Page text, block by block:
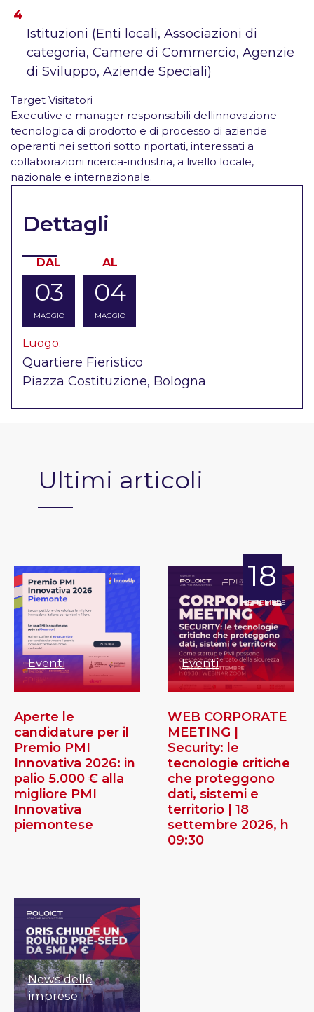
Istituzioni (Enti locali, Associazioni di
categoria, Camere di Commercio, Agenzie
di Sviluppo, Aziende Speciali)
Target Visitatori
Executive e manager responsabili dellinnovazione
tecnologica di prodotto e di processo di aziende
operanti nei settori sotto riportati, interessati a
collaborazioni ricerca-industria, a livello locale,
nazionale e internazionale.
Dettagli
DAL
03
MAGGIO
AL
04
MAGGIO
Luogo:
Quartiere Fieristico
Piazza Costituzione, Bologna
Ultimi articoli
Eventi
Aperte le
candidature per il
Premio PMI
Innovativa 2026: in
palio 5.000 € alla
migliore PMI
Innovativa
piemontese
18
SETTEMBRE
Eventi
WEB CORPORATE
MEETING |
Security: le
tecnologie critiche
che proteggono
dati, sistemi e
territorio | 18
settembre 2026, h
09:30
News delle
imprese